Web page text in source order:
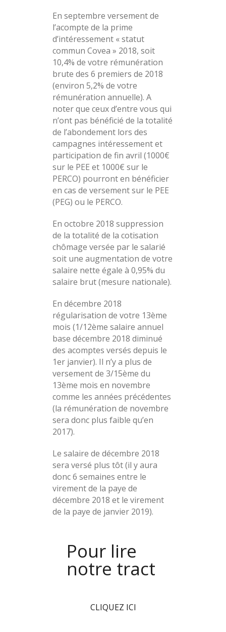
En septembre versement de
l’acompte de la prime
d’intéressement « statut
commun Covea » 2018, soit
10,4% de votre rémunération
brute des 6 premiers de 2018
(environ 5,2% de votre
rémunération annuelle). A
noter que ceux d’entre vous qui
n’ont pas bénéficié de la totalité
de l’abondement lors des
campagnes intéressement et
participation de fin avril (1000€
sur le PEE et 1000€ sur le
PERCO) pourront en bénéficier
en cas de versement sur le PEE
(PEG) ou le PERCO.
En octobre 2018 suppression
de la totalité de la cotisation
chômage versée par le salarié
soit une augmentation de votre
salaire nette égale à 0,95% du
salaire brut (mesure nationale).
En décembre 2018
régularisation de votre 13ème
mois (1/12ème salaire annuel
base décembre 2018 diminué
des acomptes versés depuis le
1er janvier). Il n’y a plus de
versement de 3/15ème du
13ème mois en novembre
comme les années précédentes
(la rémunération de novembre
sera donc plus faible qu’en
2017).
Le salaire de décembre 2018
sera versé plus tôt (il y aura
donc 6 semaines entre le
virement de la paye de
décembre 2018 et le virement
de la paye de janvier 2019).
Pour lire
notre tract
CLIQUEZ ICI